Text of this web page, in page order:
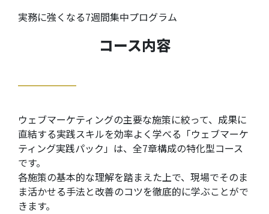
実務に強くなる7週間集中プログラム
コース内容
ウェブマーケティングの主要な施策に絞って、成果に
直結する実践スキルを効率よく学べる「ウェブマーケ
ティング実践パック」は、全7章構成の特化型コース
です。
各施策の基本的な理解を踏まえた上で、現場でそのま
ま活かせる手法と改善のコツを徹底的に学ぶことがで
きます。